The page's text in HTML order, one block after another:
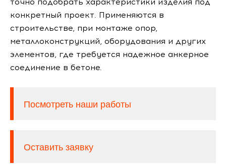
конкретный проект. Применяются в
строительстве, при монтаже опор,
металлоконструкций, оборудования и других
элементов, где требуется надежное анкерное
соединение в бетоне.
Посмотреть наши работы
Оставить заявку